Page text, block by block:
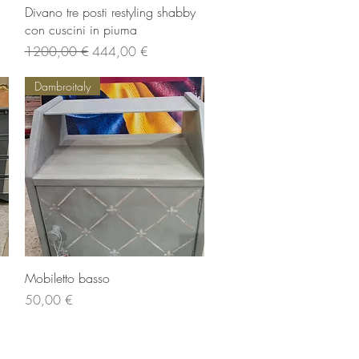
Vista rapida
Divano tre posti restyling shabby
con cuscini in piuma
Prezzo regolare
1200,00 € Prezzo scontato
444,00 €
Vista rapida
Dambroitaly
Mobiletto basso
Prezzo
50,00 €